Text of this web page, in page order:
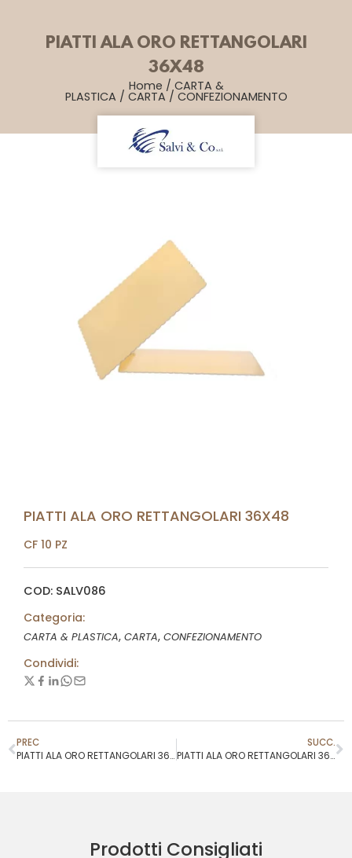
PIATTI ALA ORO RETTANGOLARI
36X48
Home /CARTA &
PLASTICA / CARTA / CONFEZIONAMENTO
PIATTI ALA ORO RETTANGOLARI 36X48
CF 10 PZ
COD: SALV086
Categoria:
CARTA & PLASTICA, CARTA, CONFEZIONAMENTO
Condividi:
PREC
PIATTI ALA ORO RETTANGOLARI 36X46
SUCC.
PIATTI ALA ORO RETTANGOLARI 36X48
Prodotti Consigliati